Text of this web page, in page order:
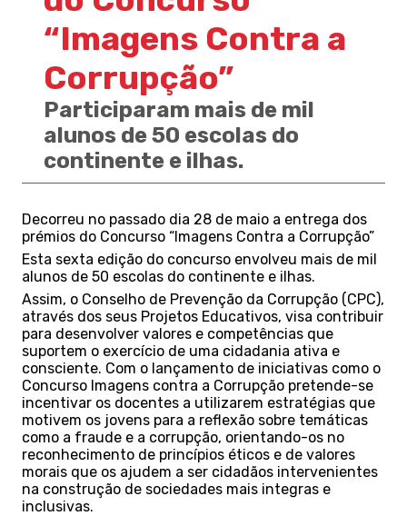
“Imagens Contra a
Corrupção”
Participaram mais de mil
alunos de 50 escolas do
continente e ilhas.
Decorreu no passado dia 28 de maio a entrega dos
prémios do Concurso “Imagens Contra a Corrupção”
Esta sexta edição do concurso envolveu mais de mil
alunos de 50 escolas do continente e ilhas.
Assim, o Conselho de Prevenção da Corrupção (CPC),
através dos seus Projetos Educativos, visa contribuir
para desenvolver valores e competências que
suportem o exercício de uma cidadania ativa e
consciente. Com o lançamento de iniciativas como o
Concurso Imagens contra a Corrupção pretende-se
incentivar os docentes a utilizarem estratégias que
motivem os jovens para a reflexão sobre temáticas
como a fraude e a corrupção, orientando-os no
reconhecimento de princípios éticos e de valores
morais que os ajudem a ser cidadãos intervenientes
na construção de sociedades mais integras e
inclusivas.